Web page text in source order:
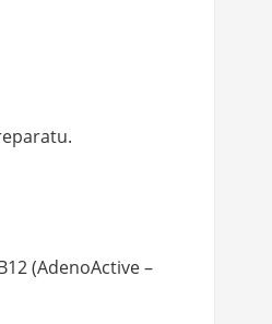
(AdenoActive –